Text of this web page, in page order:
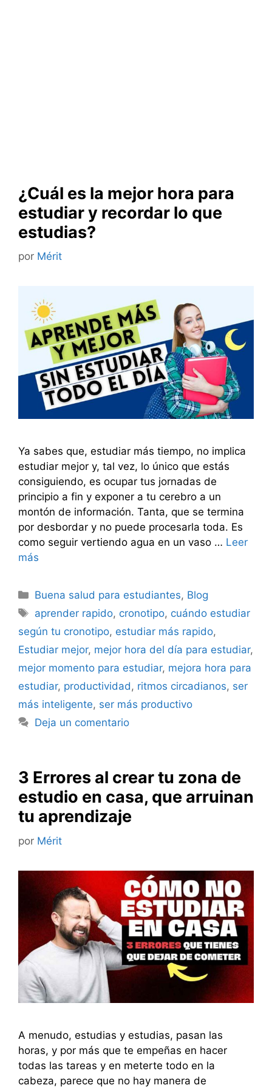
¿Cuál es la mejor hora para
estudiar y recordar lo que
estudias?
por Mérit
Ya sabes que, estudiar más tiempo, no implica
estudiar mejor y, tal vez, lo único que estás
consiguiendo, es ocupar tus jornadas de
principio a fin y exponer a tu cerebro a un
montón de información. Tanta, que se termina
por desbordar y no puede procesarla toda. Es
como seguir vertiendo agua en un vaso … Leer
más
Categorías
Buena salud para estudiantes, Blog
Etiquetas
aprender rapido, cronotipo, cuándo estudiar
según tu cronotipo, estudiar más rapido,
Estudiar mejor, mejor hora del día para estudiar,
mejor momento para estudiar, mejora hora para
estudiar, productividad, ritmos circadianos, ser
más inteligente, ser más productivo
Deja un comentario
3 Errores al crear tu zona de
estudio en casa, que arruinan
tu aprendizaje
por Mérit
A menudo, estudias y estudias, pasan las
horas, y por más que te empeñas en hacer
todas las tareas y en meterte todo en la
cabeza, parece que no hay manera de